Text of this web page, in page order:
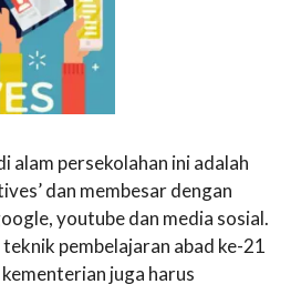
alam persekolahan ini adalah
dan membesar dengan
youtube dan media sosial.
pembelajaran abad ke-21
juga harus